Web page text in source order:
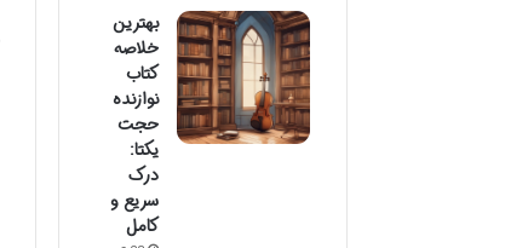
بهترین
خلاصه
کتاب
نوازنده
حجت
یکتا:
درک
سریع و
کامل